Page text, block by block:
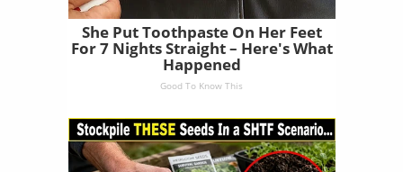
She Put Toothpaste On Her Feet
For 7 Nights Straight – Here's What
Happened
Good To Know This